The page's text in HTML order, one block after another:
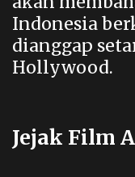
Indonesia
dianggap
Hollywood.
Jejak Film